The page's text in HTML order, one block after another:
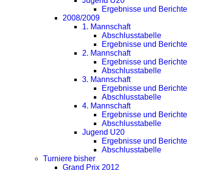
Ergebnisse und Berichte
2008/2009
1. Mannschaft
Abschlusstabelle
Ergebnisse und Berichte
2. Mannschaft
Ergebnisse und Berichte
Abschlusstabelle
3. Mannschaft
Ergebnisse und Berichte
Abschlusstabelle
4. Mannschaft
Ergebnisse und Berichte
Abschlusstabelle
Jugend U20
Ergebnisse und Berichte
Abschlusstabelle
Turniere bisher
Grand Prix 2012